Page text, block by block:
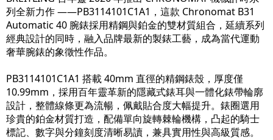
列全新力作 ——PB3114101C1A1，這款 Chronomat B31
Automatic 40 腕錶採用精鋼與鉑金的雙材質組合，延續系列
經典設計的同時，融入品牌最新的製錶工藝，成為當代運動
奢華腕錶的象徵性作品。
PB3114101C1A1 搭載 40mm 直徑的精鋼錶殼，厚度僅
10.99mm，採用百年靈革新的隱藏式錶耳與一體化錶帶輪廓
設計，整體線條更為流暢，佩戴貼合度大幅提升。錶圈選用
珍貴的鉑金材質打造，配備單向旋轉棘輪機構，凸起的騎士
標記、數字與分鐘刻度清晰易讀，兼具實用性與高級質感。